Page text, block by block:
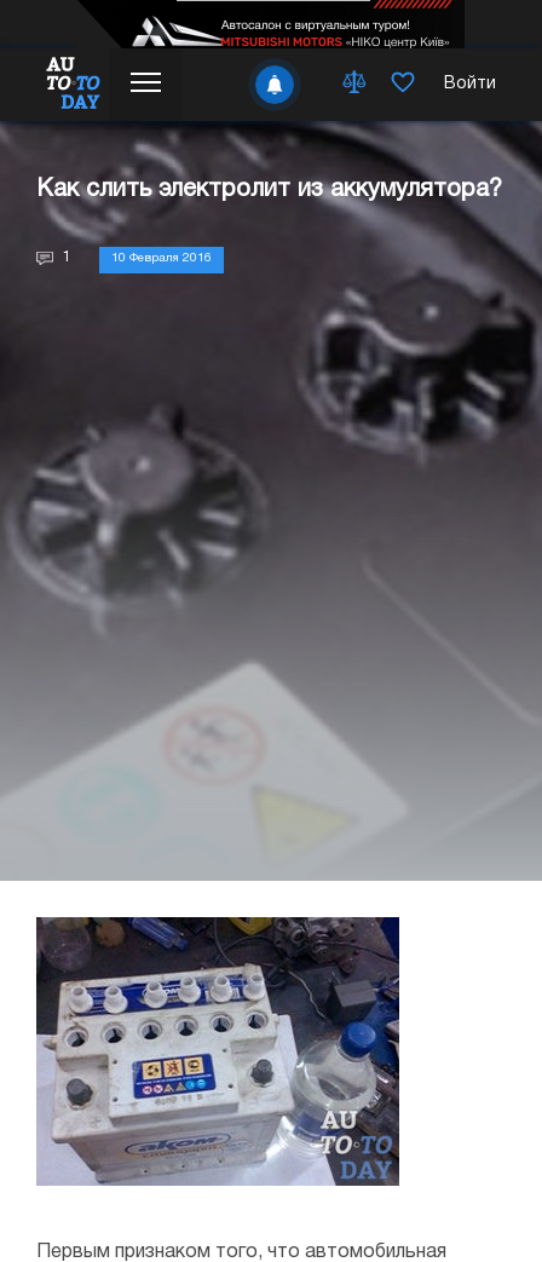
Войти
Как слить электролит из аккумулятора?
1 10 Февраля 2016
Первым признаком того, что автомобильная